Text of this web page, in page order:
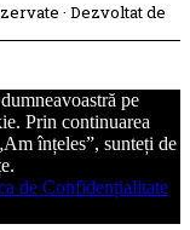
· Dezvoltat de
pe
Prin continuarea
înțeles”, sunteți de
de Confidențialitate